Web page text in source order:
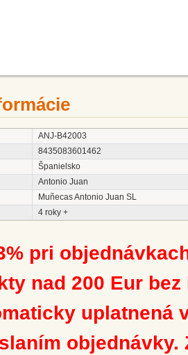
ANJ-B42003
8435083601462
Španielsko
Antonio Juan
Muñecas Antonio Juan SL
4 roky +
pri
nad 200 Eur bez
uplatnená
objednávky.